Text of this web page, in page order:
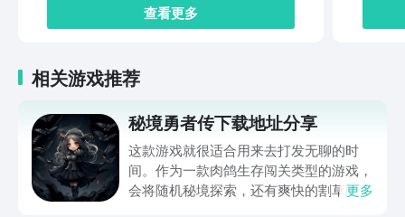
查看更多
相关游戏推荐
秘境勇者传下载地址分享
这款游戏就很适合用来去打发无聊的时
间。作为一款肉鸽生存闯关类型的游戏，
会将随机秘境探索，还有爽快的割草闯关
更多